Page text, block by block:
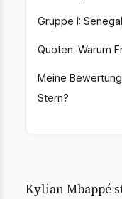
Gruppe I:
Quoten: Warum
Meine
Stern?
Kylian Mbappé